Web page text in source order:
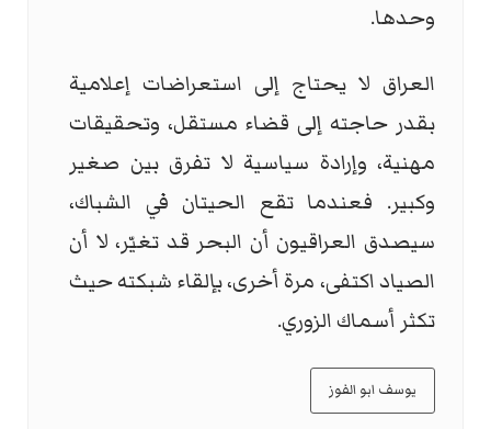
وحدها.
العراق لا يحتاج إلى استعراضات إعلامية
بقدر حاجته إلى قضاء مستقل، وتحقيقات
مهنية، وإرادة سياسية لا تفرق بين صغير
وكبير. فعندما تقع الحيتان في الشباك،
سيصدق العراقيون أن البحر قد تغيّر، لا أن
الصياد اكتفى، مرة أخرى، بإلقاء شبكته حيث
تكثر أسماك الزوري.
يوسف ابو الفوز